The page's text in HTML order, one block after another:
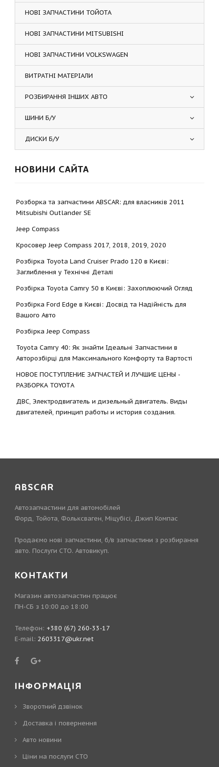
НОВІ ЗАПЧАСТИНИ ТОЙОТА
НОВІ ЗАПЧАСТИНИ MITSUBISHI
НОВІ ЗАПЧАСТИНИ VOLKSWAGEN
ВИТРАТНІ МАТЕРІАЛИ
РОЗБИРАННЯ ІНШИХ АВТО
ШИНИ Б/У
ДИСКИ Б/У
НОВИНИ САЙТА
Розборка та запчастини ABSCAR: для власників 2011
Mitsubishi Outlander SE
Jeep Compass
Кросовер Jeep Compass 2017, 2018, 2019, 2020
Розбірка Toyota Land Cruiser Prado 120 в Києві:
Заглиблення у Технічні Деталі
Розбірка Toyota Camry 50 в Києві: Захоплюючий Огляд
Розбірка Ford Edge в Києві: Досвід та Надійність для
Вашого Авто
Розбірка Jeep Compass
Toyota Camry 40: Як знайти Ідеальні Запчастини в
Авторозбірці для Максимального Комфорту та Вартості
НОВОЕ ПОСТУПЛЕНИЕ ЗАПЧАСТЕЙ И ЛУЧШИЕ ЦЕНЫ -
РАЗБОРКА TOYOTА
ДВС, Электродвигатель и дизельный двигатель. Виды
двигателей, принцип работы и история создания.
ABSCAR
Автозапчастини для автомобілей
Форд, Тойота, Фольксваген, Міцубісі, Джип Компас
Продаємо нові запчастини, б/в запчастини з розбирання
авто. Послуги СТО. Автовикуп.
КОНТАКТИ
Магазин автозапчастин працює
ПН-СБ з 10:00 до 18:00
Телефон: +380 (67) 260-33-17
E-mail: 2603317@ukr.net
ІНФОРМАЦІЯ
Зворотний дзвінок
Доставка і повернення
Авто новини
Ціни на послуги СТО